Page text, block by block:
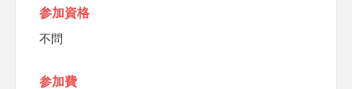
参加資格
不問
参加費